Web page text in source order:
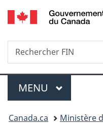
Recherche
Rechercher
FIN
Menu
MENU PRINCIPAL
Vous
Canada.ca
Ministère